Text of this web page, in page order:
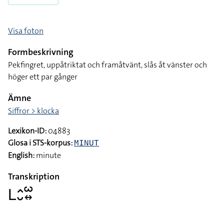
Visa foton
Formbeskrivning
Pekfingret, uppåtriktat och framåtvänt, slås åt vänster och
höger ett par gånger
Ämne
Siffror > klocka
Lexikon-ID:04883
Glosa i STS-korpus: MINUT
English:minute
Transkription
􌥈􌤵􌤷􌥱􌦉